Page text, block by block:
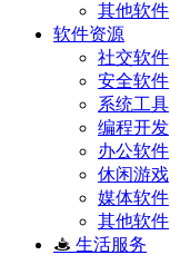
其他软件
软件资源
社交软件
安全软件
系统工具
编程开发
办公软件
休闲游戏
媒体软件
其他软件
生活服务